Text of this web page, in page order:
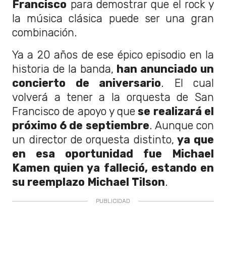
Francisco para demostrar que el rock y
la música clásica puede ser una gran
combinación.
Ya a 20 años de ese épico episodio en la
historia de la banda, han anunciado un
concierto de aniversario. El cual
volverá a tener a la orquesta de San
Francisco de apoyo y que se realizará el
próximo 6 de septiembre. Aunque con
un director de orquesta distinto, ya que
en esa oportunidad fue Michael
Kamen quien ya falleció, estando en
su reemplazo Michael Tilson.